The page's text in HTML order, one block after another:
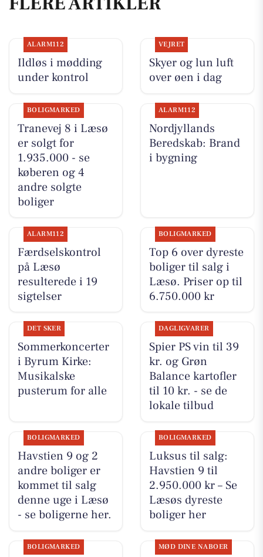
ALARM112
Ildløs i mødding
under kontrol
VEJRET
Skyer og lun luft
over øen i dag
BOLIGMARKED
Tranevej 8 i Læsø
er solgt for
1.935.000 - se
køberen og 4
andre solgte
boliger
ALARM112
Nordjyllands
Beredskab: Brand
i bygning
ALARM112
Færdselskontrol
på Læsø
resulterede i 19
sigtelser
BOLIGMARKED
Top 6 over dyreste
boliger til salg i
Læsø. Priser op til
6.750.000 kr
DET SKER
Sommerkoncerter
i Byrum Kirke:
Musikalske
pusterum for alle
DAGLIGVARER
Spier PS vin til 39
kr. og Grøn
Balance kartofler
til 10 kr. - se de
lokale tilbud
BOLIGMARKED
Havstien 9 og 2
andre boliger er
kommet til salg
denne uge i Læsø
- se boligerne her.
BOLIGMARKED
Luksus til salg:
Havstien 9 til
2.950.000 kr – Se
Læsøs dyreste
boliger her
BOLIGMARKED MØD DINE NABOER